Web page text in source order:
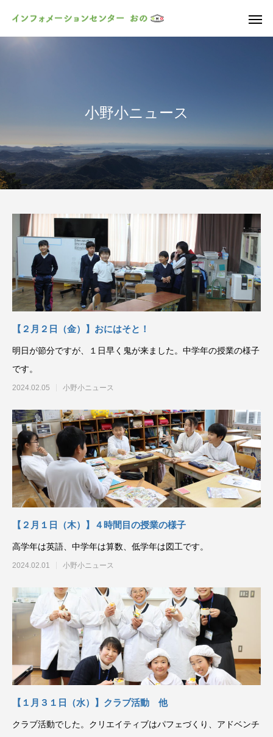
小野小ニュース
【２月２日（金）】おにはそと！
明日が節分ですが、１日早く鬼が来ました。中学年の授業の様子
です。
2024.02.05 小野小ニュース
【２月１日（木）】４時間目の授業の様子
高学年は英語、中学年は算数、低学年は図工です。
2024.02.01 小野小ニュース
【１月３１日（水）】クラブ活動 他
クラブ活動でした。クリエイティブはパフェづくり、アドベンチ